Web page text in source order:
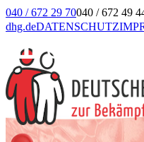
040 / 672 29 70040 / 672 49
dhg.deDATENSCHUTZ